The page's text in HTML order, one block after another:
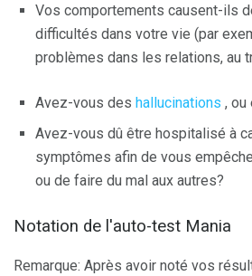
Vos comportements causent-ils
difficultés dans votre vie (par
problèmes dans les relations, au
Avez-vous des hallucinations , ou
Avez-vous dû être hospitalisé à
symptômes afin de vous
ou de faire du mal aux autres?
Notation de l'auto-test Mania
Remarque: Après avoir noté vos